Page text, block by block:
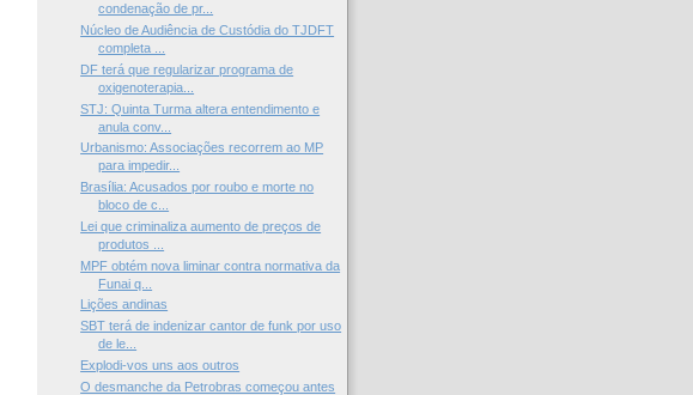
condenação de pr...
Núcleo de Audiência de Custódia do TJDFT
completa ...
DF terá que regularizar programa de
oxigenoterapia...
STJ: Quinta Turma altera entendimento e
anula conv...
Urbanismo: Associações recorrem ao MP
para impedir...
Brasília: Acusados por roubo e morte no
bloco de c...
Lei que criminaliza aumento de preços de
produtos ...
MPF obtém nova liminar contra normativa da
Funai q...
Lições andinas
SBT terá de indenizar cantor de funk por uso
de le...
Explodi-vos uns aos outros
O desmanche da Petrobras começou antes